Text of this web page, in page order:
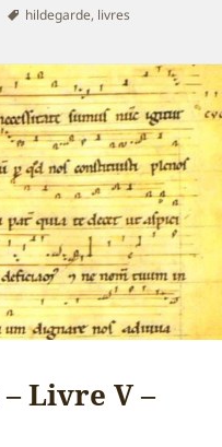
Mots-
hildegarde, livres
– Livre VI – Vita Hildegardis
Livre V –